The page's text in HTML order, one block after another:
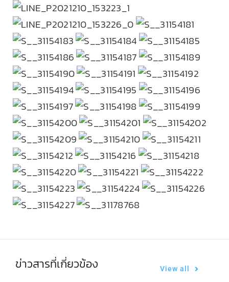
ข่าวสารที่เกี่ยวข้อง View all